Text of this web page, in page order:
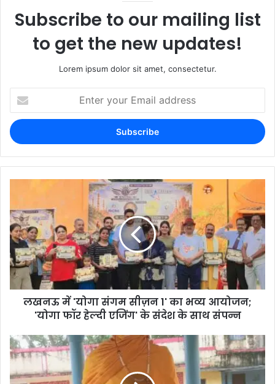
Subscribe to our mailing list
to get the new updates!
Lorem ipsum dolor sit amet, consectetur.
लखनऊ में 'योगा संगम सीज़न 1' का भव्य आयोजन;
'योगा फॉर हेल्दी एजिंग' के संदेश के साथ संपन्न